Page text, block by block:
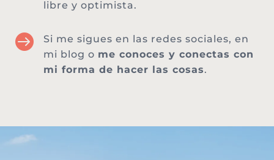
libre y optimista.

Si me sigues en las redes sociales, en
mi blog o me conoces y conectas con
mi forma de hacer las cosas.